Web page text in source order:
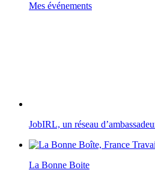
Mes événements
JobIRL, un réseau
La Bonne Boite